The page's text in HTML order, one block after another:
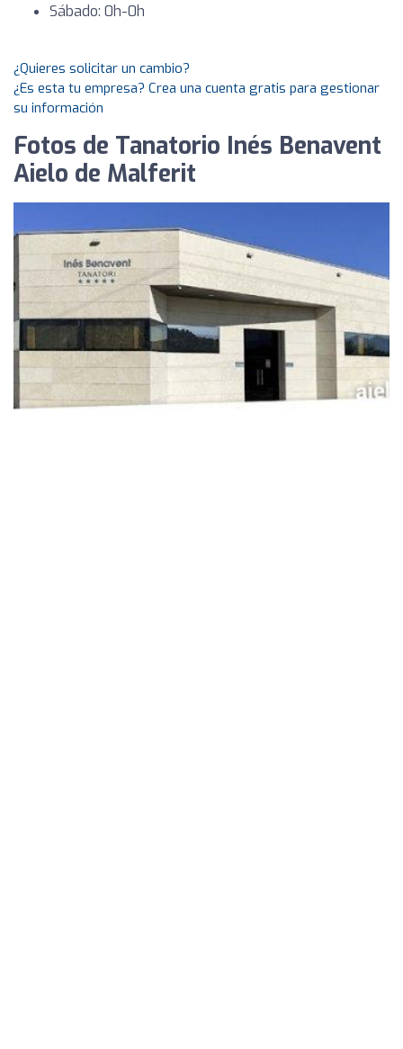
Sábado: 0h-0h
¿Quieres solicitar un cambio?
¿Es esta tu empresa? Crea una cuenta gratis para gestionar
su información
Fotos de Tanatorio Inés Benavent
Aielo de Malferit